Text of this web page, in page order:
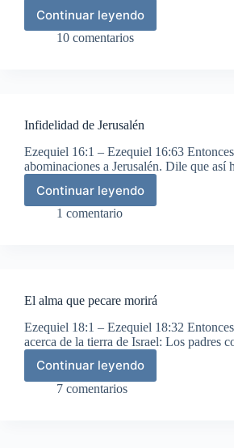
Continuar leyendo
Juicio
contra
profeta
10 comentarios
Infidelidad de Jerusalén
Ezequiel 16:1 – Ezequiel 16:63
abominaciones a Jerusalén. Dile que
Continuar leyendo
Infidelidad
de
1 comentario
El alma que pecare morirá
Ezequiel 18:1 – Ezequiel 18:32
acerca de la tierra de Israel: Los padres
Continuar leyendo
El
alma
7 comentarios